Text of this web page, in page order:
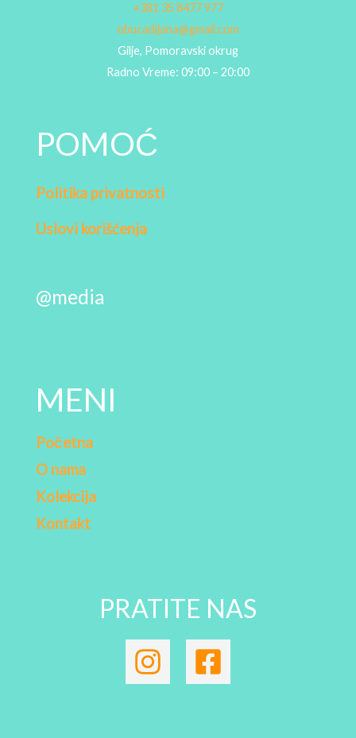
+381 35 8477 977
obucadijana@gmail.com
Gilje, Pomoravski okrug
Radno Vreme: 09:00 – 20:00
POMOĆ
Politika privatnosti
Uslovi korišćenja
@media
MENI
Početna
O nama
Kolekcija
Kontakt
PRATITE NAS